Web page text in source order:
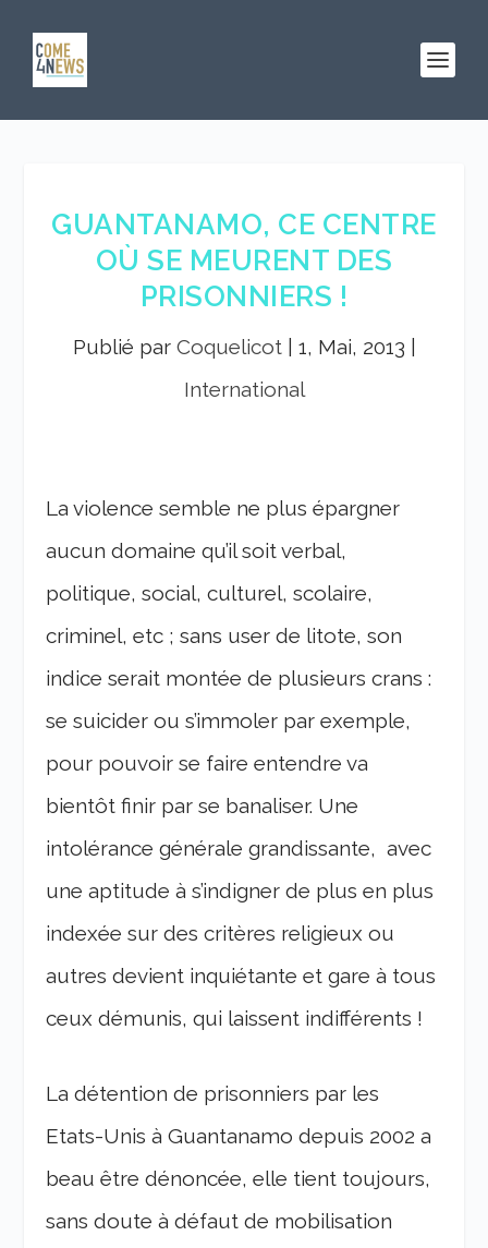
GUANTANAMO, CE CENTRE
OÙ SE MEURENT DES
PRISONNIERS !
Publié par Coquelicot| 1, Mai, 2013
International
La violence semble ne plus épargner
aucun domaine qu’il soit verbal,
politique, social, culturel, scolaire,
criminel, etc ; sans user de litote, son
indice serait montée de plusieurs crans :
se suicider ou s’immoler par exemple,
pour pouvoir se faire entendre va
bientôt finir par se banaliser. Une
intolérance générale grandissante, avec
une aptitude à s’indigner de plus en plus
indexée sur des critères religieux ou
autres devient inquiétante et gare à tous
ceux démunis, qui laissent indifférents !
La détention de prisonniers par les
Etats-Unis à Guantanamo depuis 2002 a
beau être dénoncée, elle tient toujours,
sans doute à défaut de mobilisation